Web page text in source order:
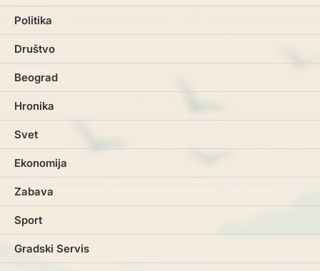
Politika
Društvo
Beograd
Hronika
Svet
Ekonomija
Zabava
Sport
Gradski Servis